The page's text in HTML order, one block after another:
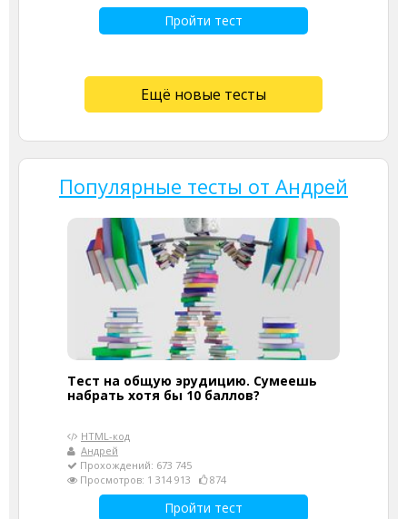
Пройти тест
Ещё новые тесты
Популярные тесты от Андрей
Тест на общую эрудицию. Сумеешь
набрать хотя бы 10 баллов?
HTML-код
Андрей
Прохождений: 673 745
Просмотров: 1 314 913
874
Пройти тест